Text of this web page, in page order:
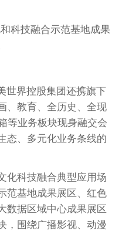
科技融合示范基地成果
世界控股集团还携旗下
、教育、全历史、全现
等业务板块现身融交会
态、多元化业务条线的
化科技融合典型应用场
范基地成果展区、红色
数据区域中心成果展区
，围绕广播影视、动漫